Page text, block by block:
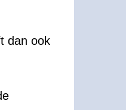
dan ook